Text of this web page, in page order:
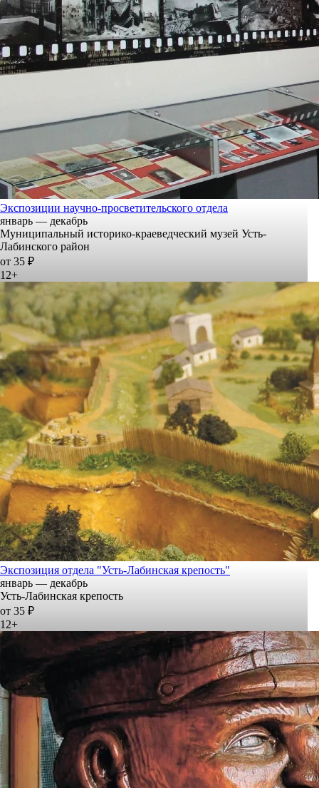
Экспозиции научно-просветительского отдела
январь — декабрь
Муниципальный историко-краеведческий музей Усть-
Лабинского район
от 35 ₽
12+
Экспозиция отдела "Усть-Лабинская крепость"
январь — декабрь
Усть-Лабинская крепость
от 35 ₽
12+